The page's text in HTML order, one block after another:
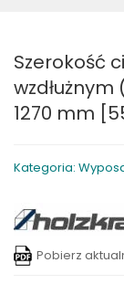
Szerokość
1270 mm
Kategoria:
Pobierz